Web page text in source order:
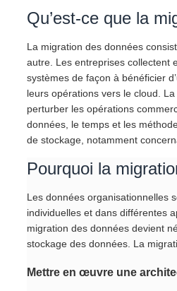
Qu’est-ce que la
La migration des données
autre. Les entreprises collectent
systèmes de façon à bénéficier
leurs opérations vers le cloud.
perturber les opérations
données, le temps et les
de stockage, notamment
Pourquoi la
Les données organisationnelles
individuelles et dans différentes
migration des données devient
stockage des données. La
Mettre en œuvre une